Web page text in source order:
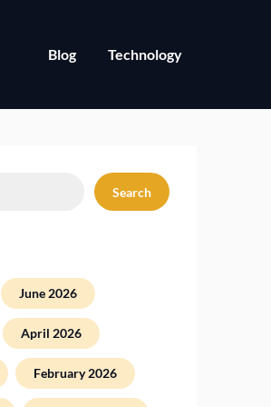
Blog Technology
June 2026
April 2026
February 2026